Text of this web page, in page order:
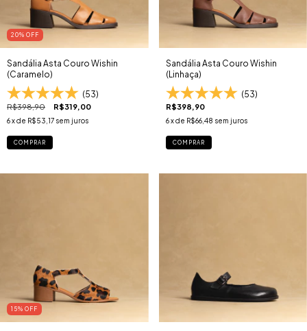
20% OFF
Sandália Asta Couro Wishin
(Caramelo)
(53)
R$398,90 R$319,00
6x de R$53,17 sem juros
COMPRAR
Sandália Asta Couro Wishin
(Linhaça)
(53)
R$398,90
6 x de R$66,48 sem juros
COMPRAR
15% OFF